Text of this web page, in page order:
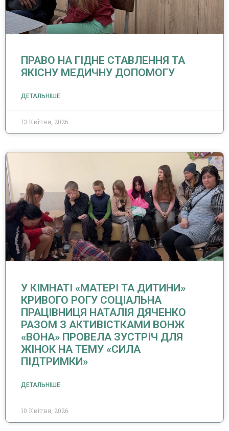
ПРАВО НА ГІДНЕ СТАВЛЕННЯ ТА
ЯКІСНУ МЕДИЧНУ ДОПОМОГУ
ДЕТАЛЬНІШЕ
13 Квітня, 2026
У КІМНАТІ «МАТЕРІ ТА ДИТИНИ»
КРИВОГО РОГУ СОЦІАЛЬНА
ПРАЦІВНИЦЯ НАТАЛІЯ ДЯЧЕНКО
РАЗОМ З АКТИВІСТКАМИ ВОНЖ
«ВОНА» ПРОВЕЛА ЗУСТРІЧ ДЛЯ
ЖІНОК НА ТЕМУ «СИЛА
ПІДТРИМКИ»
ДЕТАЛЬНІШЕ
10 Квітня, 2026